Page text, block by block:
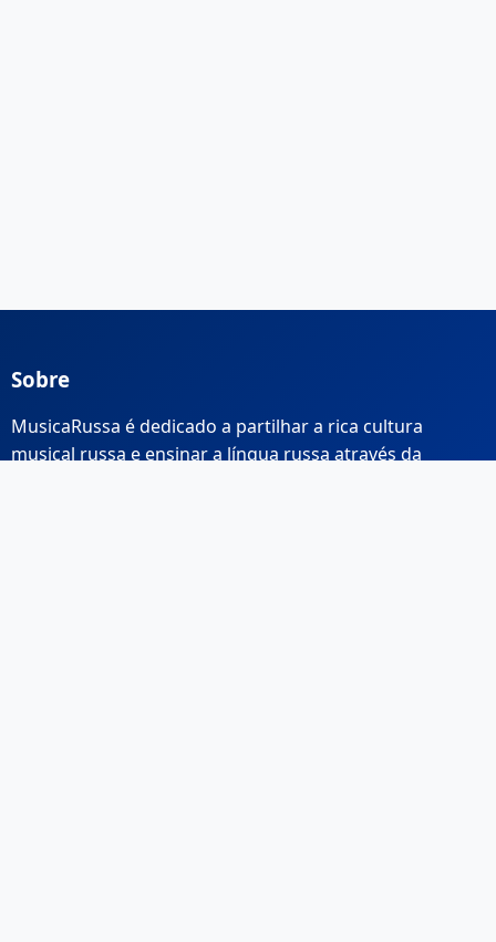
Sobre
MusicaRussa é dedicado a partilhar a rica cultura
musical russa e ensinar a língua russa através da